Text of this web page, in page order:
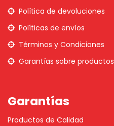
Política de devoluciones
Políticas de envíos
Términos y Condiciones
Garantías sobre productos
Garantías
Productos de Calidad